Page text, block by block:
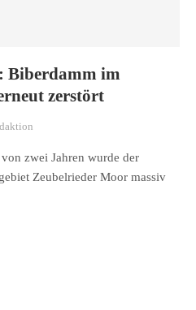
Biberdamm im
zerstört
zwei Jahren wurde der
Zeubelrieder Moor massiv